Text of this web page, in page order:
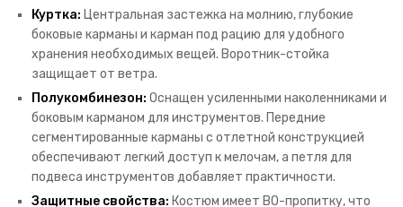
Куртка: Центральная застежка на молнию, глубокие
боковые карманы и карман под рацию для удобного
хранения необходимых вещей. Воротник-стойка
защищает от ветра.
Полукомбинезон: Оснащен усиленными наколенниками и
боковым карманом для инструментов. Передние
сегментированные карманы с отлетной конструкцией
обеспечивают легкий доступ к мелочам, а петля для
подвеса инструментов добавляет практичности.
Защитные свойства: Костюм имеет ВО-пропитку, что